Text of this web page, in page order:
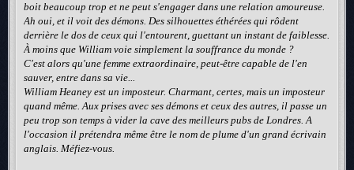
boit beaucoup trop et ne peut s'engager dans une relation amoureuse.
Ah oui, et il voit des démons. Des silhouettes éthérées qui rôdent
derrière le dos de ceux qui l'entourent, guettant un instant de faiblesse.
À moins que William voie simplement la souffrance du monde ?
C'est alors qu'une femme extraordinaire, peut-être capable de l'en
sauver, entre dans sa vie...
William Heaney est un imposteur. Charmant, certes, mais un imposteur
quand même. Aux prises avec ses démons et ceux des autres, il passe un
peu trop son temps à vider la cave des meilleurs pubs de Londres. A
l'occasion il prétendra même être le nom de plume d'un grand écrivain
anglais. Méfiez-vous.